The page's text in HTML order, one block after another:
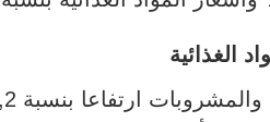
الغذائية